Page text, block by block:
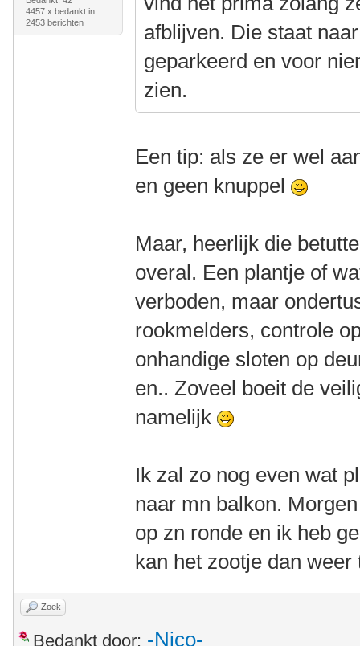
4457 x bedankt in
2453 berichten
afblijven. Die staat
geparkeerd en voor
zien.
Een tip: als ze er wel
en geen knuppel
Maar, heerlijk die
overal. Een plantje of
verboden, maar
rookmelders, controle
onhandige sloten op
en.. Zoveel boeit de
namelijk
Ik zal zo nog even wat
naar mn balkon.
op zn ronde en ik heb
kan het zootje dan weer
Zoek
Bedankt door: -Nico-